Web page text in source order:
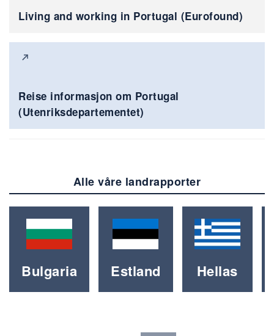
Living and working in Portugal (Eurofound)
Reise informasjon om Portugal
(Utenriksdepartementet)
Alle våre landrapporter
Bulgaria Estland Hellas